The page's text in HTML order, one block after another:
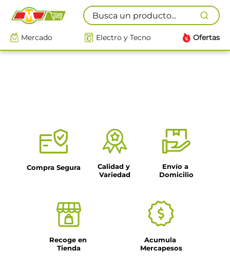
Busca un producto...
Mercado Electro y Tecno Ofertas
Compra Segura
Calidad y
Variedad
Envío a
Domicilio
Recoge en
Tienda
Acumula
Mercapesos